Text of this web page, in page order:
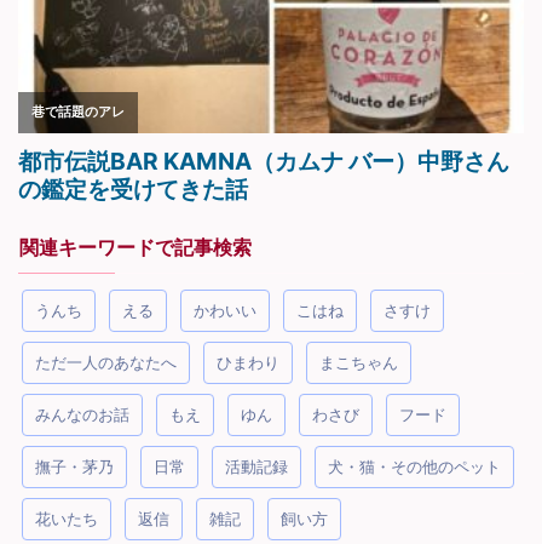
関連キーワードで記事検索
うんち える かわいい こはね さすけ
ただ一人のあなたへ ひまわり まこちゃん
みんなのお話 もえ ゆん わさび フード
撫子・茅乃 日常 活動記録 犬・猫・その他のペット
花いたち 返信 雑記 飼い方